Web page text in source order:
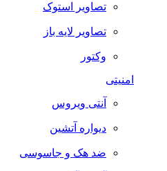
تصاویر استوک
تصاویر لایه باز
وکتور
امنیتی
آنتی ویروس
دیواره آتشین
ضد هک و جاسوسی